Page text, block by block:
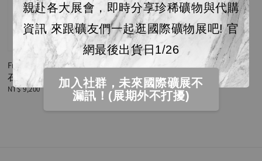
親赴各大展會，即時分享珍稀礦物與代購
資訊 來跟礦友們一起逛國際礦物展吧! 官
網最後出貨日1/26
加入社群，未來國際礦展不
漏訊！(展期外不打擾)
售完
Frazer's Hush Mine ｜ 英國螢
石 417.7g 23E03001
Regular
NT$ 9,200